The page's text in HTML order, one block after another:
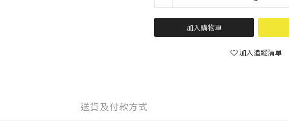
加入購物車
加入追蹤清單
送貨及付款方式